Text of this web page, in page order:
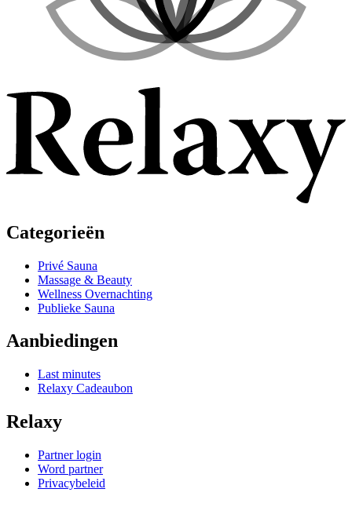
Categorieën
Privé Sauna
Massage & Beauty
Wellness Overnachting
Publieke Sauna
Aanbiedingen
Last minutes
Relaxy Cadeaubon
Relaxy
Partner login
Word partner
Privacybeleid